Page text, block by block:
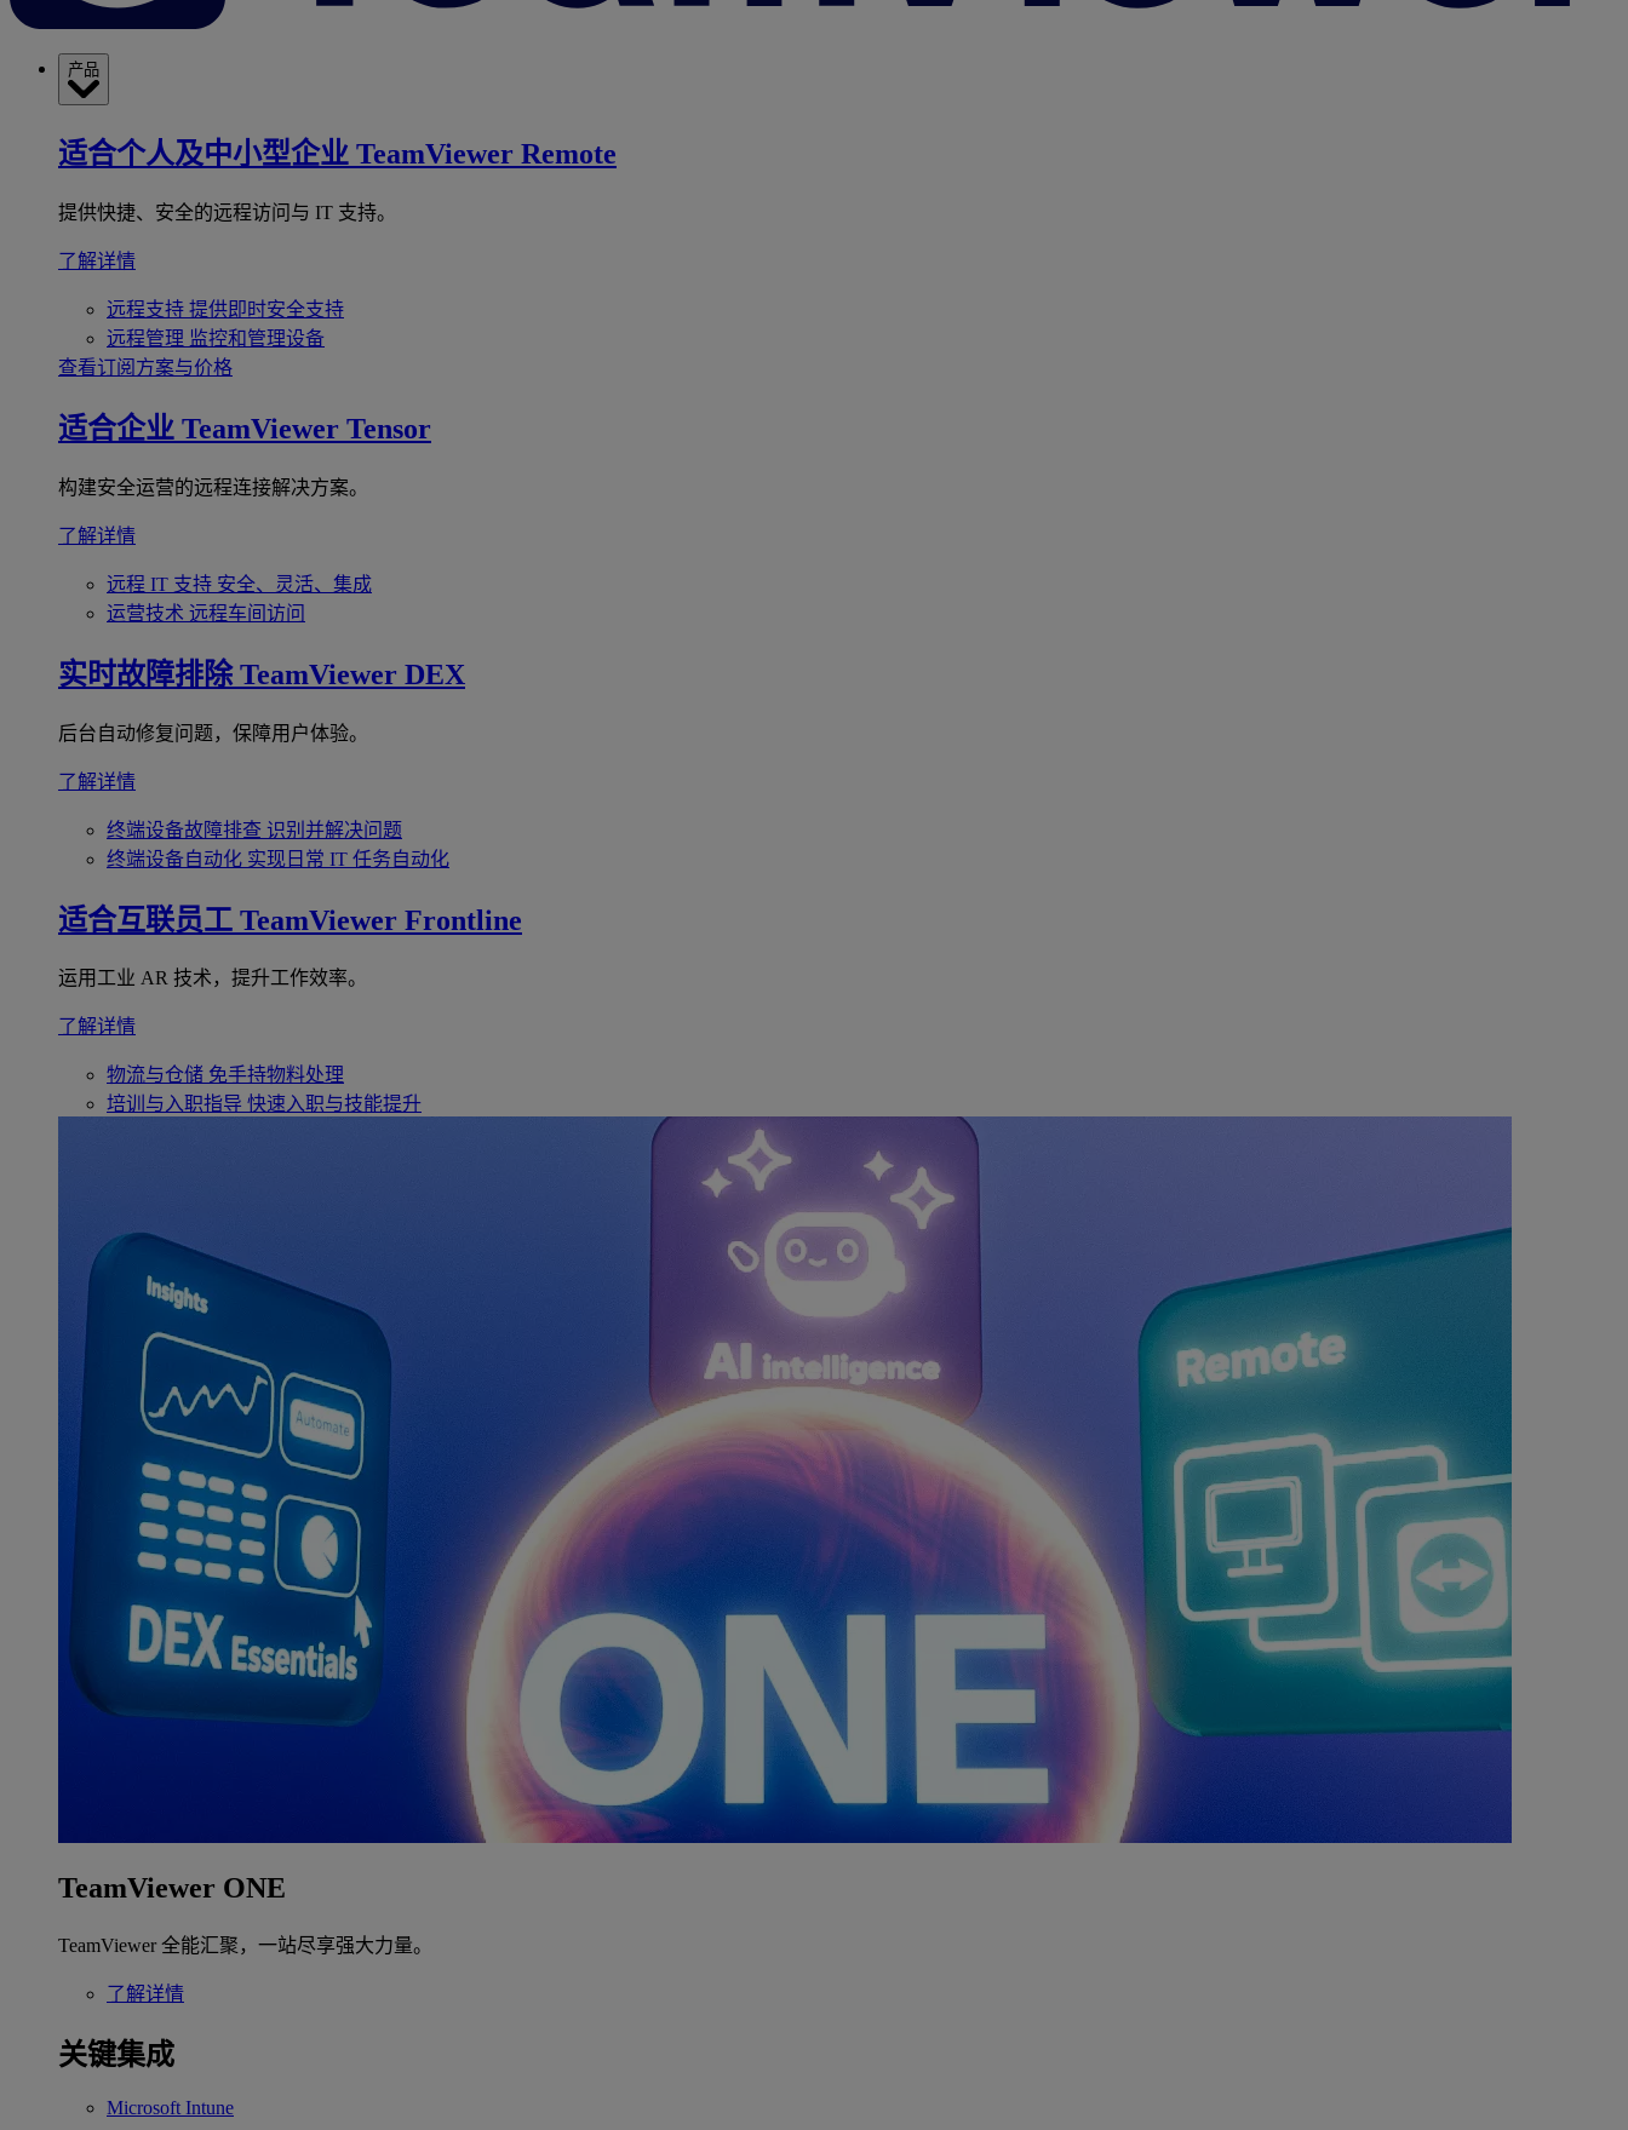
产品
适合个人及中小型企业 TeamViewer Remote
提供快捷、安全的远程访问与 IT 支持。
了解详情
远程支持 提供即时安全支持
远程管理 监控和管理设备
查看订阅方案与价格
适合企业 TeamViewer Tensor
构建安全运营的远程连接解决方案。
了解详情
远程 IT 支持 安全、灵活、集成
运营技术 远程车间访问
实时故障排除 TeamViewer DEX
后台自动修复问题，保障用户体验。
了解详情
终端设备故障排查 识别并解决问题
终端设备自动化 实现日常 IT 任务自动化
适合互联员工 TeamViewer Frontline
运用工业 AR 技术，提升工作效率。
了解详情
物流与仓储 免手持物料处理
培训与入职指导 快速入职与技能提升
TeamViewer ONE
TeamViewer 全能汇聚，一站尽享强大力量。
了解详情
关键集成
Microsoft Intune